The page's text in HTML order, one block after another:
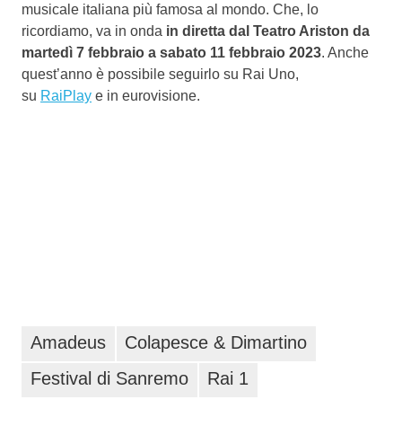
musicale italiana più famosa al mondo. Che, lo
ricordiamo, va in onda in diretta dal Teatro Ariston da
martedì 7 febbraio a sabato 11 febbraio 2023. Anche
quest’anno è possibile seguirlo su Rai Uno,
su RaiPlay e in eurovisione.
Amadeus
Colapesce & Dimartino
Festival di Sanremo
Rai 1